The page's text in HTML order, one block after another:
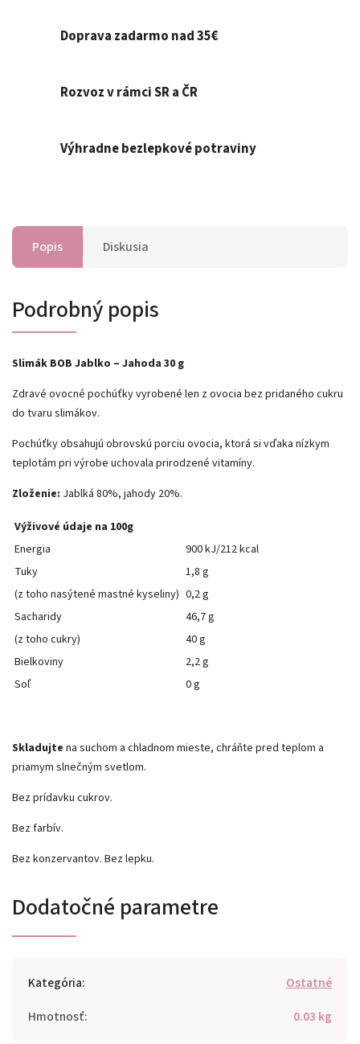
Doprava zadarmo nad 35€
Rozvoz v rámci SR a ČR
Výhradne bezlepkové potraviny
Popis Diskusia
Podrobný popis
Slimák BOB Jablko – Jahoda 30 g
Zdravé ovocné pochúťky vyrobené len z ovocia bez pridaného cukru
do tvaru slimákov.
Pochúťky obsahujú obrovskú porciu ovocia, ktorá si vďaka nízkym
teplotám pri výrobe uchovala prirodzené vitamíny.
Zloženie: Jablká 80%, jahody 20%.
Výživové údaje na 100g
Energia
900 kJ/212 kcal
Tuky
1,8 g
(z toho nasýtené mastné kyseliny) 0,2 g
Sacharidy
46,7 g
(z toho cukry)
40 g
Bielkoviny
2,2 g
Soľ
0 g
Skladujte na suchom a chladnom mieste, chráňte pred teplom a
priamym slnečným svetlom.
Bez prídavku cukrov.
Bez farbív.
Bez konzervantov. Bez lepku.
Dodatočné parametre
Kategória:
Ostatné
Hmotnosť: 0.03 kg